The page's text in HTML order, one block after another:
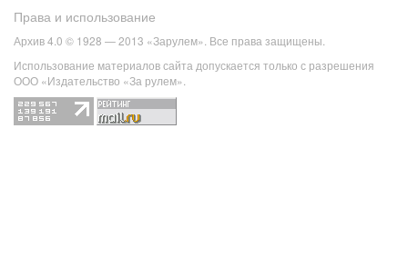
Права и использование
Архив 4.0 © 1928 — 2013 «Зарулем». Все права защищены.
Использование материалов сайта допускается только с разрешения
ООО «Издательство «За рулем».